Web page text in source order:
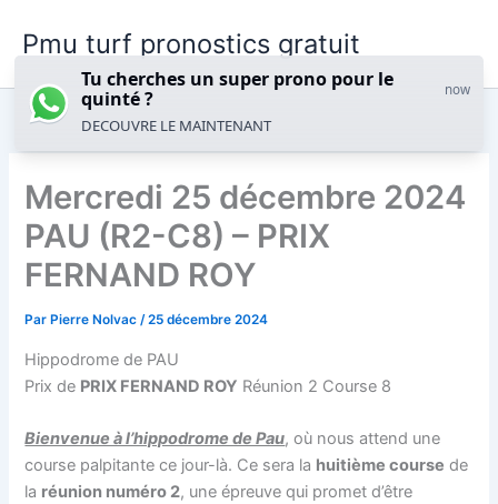
Pmu turf pronostics gratuit
Mercredi 25 décembre 2024
PAU (R2-C8) – PRIX
FERNAND ROY
Par Pierre Nolvac/25 décembre 2024
Hippodrome de PAU
Prix de PRIX FERNAND ROY Réunion 2 Course 8
Bienvenue à l’hippodrome de Pau, où nous attend une
course palpitante ce jour-là. Ce sera la huitième course de
la réunion numéro 2, une épreuve qui promet d’être
Tu cherches un super prono pour le
quinté ?
now
DECOUVRE LE MAINTENANT